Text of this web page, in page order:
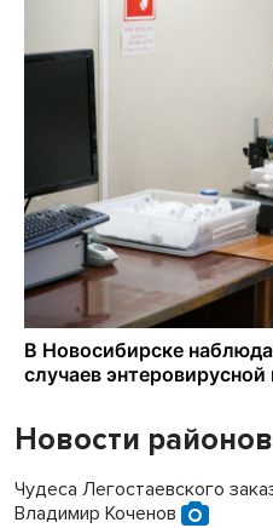
Новости районов
Чудеса Легостаевского
Владимир Коченов